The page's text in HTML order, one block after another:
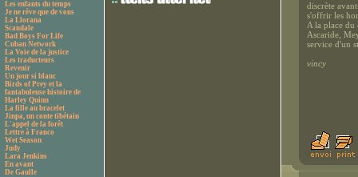
Les enfants du temps
Je ne rêve que de vous
La Llorana
Scandale
Bad Boys For Life
Cuban Network
La Voie de la justice
Les traducteurs
Revenir
Un jour si blanc
Birds of Prey et la
fantabuleuse histoire de
Harley Quinn
La fille au bracelet
Jinpa, un conte tibétain
L'appel de la forêt
Lettre à Franco
Wet Season
Judy
Lara Jenkins
En avant
De Gaulle
discrète
s'offrir les
A la place du
Ascaride,
service d'un
vincy